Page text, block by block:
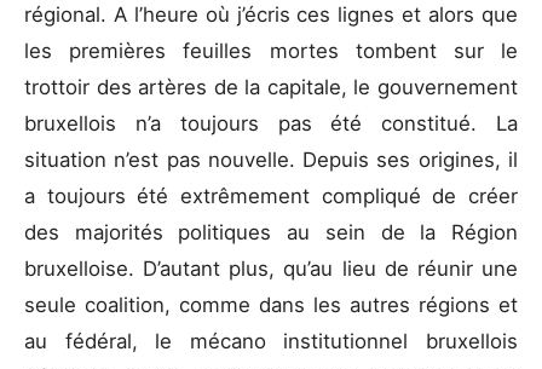
régional. A l’heure où j’écris ces lignes et alors que
les premières feuilles mortes tombent sur le
trottoir des artères de la capitale, le gouvernement
bruxellois n’a toujours pas été constitué. La
situation n’est pas nouvelle. Depuis ses origines, il
a toujours été extrêmement compliqué de créer
des majorités politiques au sein de la Région
bruxelloise. D’autant plus, qu’au lieu de réunir une
seule coalition, comme dans les autres régions et
au fédéral, le mécano institutionnel bruxellois